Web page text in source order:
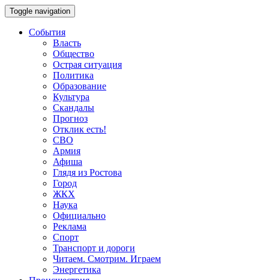
Toggle navigation
События
Власть
Общество
Острая ситуация
Политика
Образование
Культура
Скандалы
Прогноз
Отклик есть!
СВО
Армия
Афиша
Глядя из Ростова
Город
ЖКХ
Наука
Официально
Реклама
Спорт
Транспорт и дороги
Читаем. Смотрим. Играем
Энергетика